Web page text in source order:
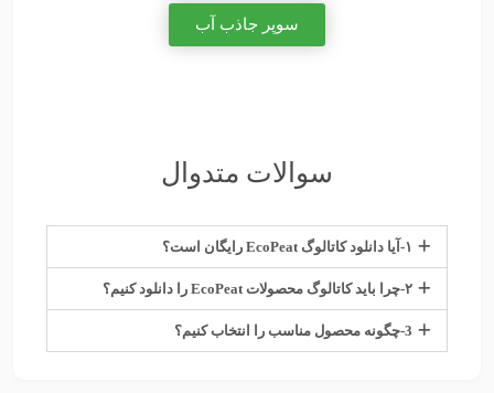
سوپر جاذب آب
سوالات متدوال
۱-آیا دانلود کاتالوگ EcoPeat رایگان است؟
۲-چرا باید کاتالوگ محصولات EcoPeat را دانلود کنیم؟
3-چگونه محصول مناسب را انتخاب کنیم؟